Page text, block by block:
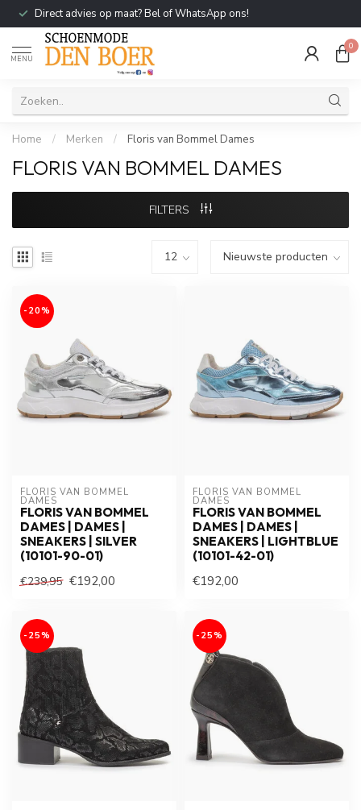
Direct advies op maat? Bel of WhatsApp ons!
MENU
0
Home / Merken / Floris van Bommel Dames
FLORIS VAN BOMMEL DAMES
FILTERS
-20%
FLORIS VAN BOMMEL
DAMES
FLORIS VAN BOMMEL
DAMES | DAMES |
SNEAKERS | SILVER
(10101-90-01)
€239,95 €192,00
FLORIS VAN BOMMEL
DAMES
FLORIS VAN BOMMEL
DAMES | DAMES |
SNEAKERS | LIGHTBLUE
(10101-42-01)
€192,00
-25% -25%